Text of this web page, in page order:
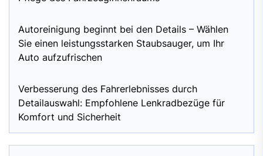
Autoreinigung beginnt bei den Details – Wählen
Sie einen leistungsstarken Staubsauger, um Ihr
Auto aufzufrischen
Verbesserung des Fahrerlebnisses durch
Detailauswahl: Empfohlene Lenkradbezüge für
Komfort und Sicherheit